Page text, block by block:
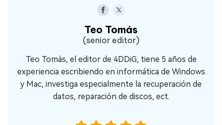
Teo Tomás
(senior editor)
Teo Tomás, el editor de 4DDiG, tiene 5 años de
experiencia escribiendo en informática de Windows
y Mac, investiga especialmente la recuperación de
datos, reparación de discos, ect.